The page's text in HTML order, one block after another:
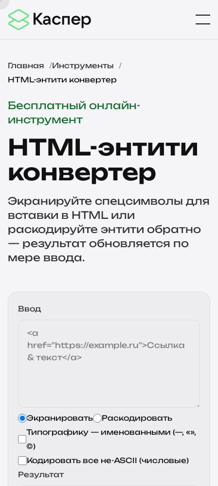
Главная
Инструменты
HTML-энтити конвертер
Бесплатный онлайн-
инструмент
HTML-энтити
конвертер
Экранируйте спецсимволы для
вставки в HTML или
раскодируйте энтити обратно
— результат обновляется по
мере ввода.
Ввод
Экранировать
Раскодировать
Типографику — именованными (—, «»,
©)
Кодировать все не-ASCII (числовые)
Результат